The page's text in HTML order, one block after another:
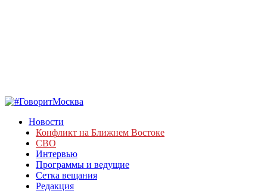
Новости
Конфликт на Ближнем Востоке
СВО
Интервью
Программы и ведущие
Сетка вещания
Редакция